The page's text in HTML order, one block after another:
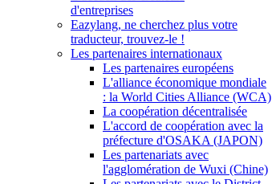
d'entreprises
Eazylang, ne cherchez plus votre
traducteur, trouvez-le !
Les partenaires internationaux
Les partenaires européens
L'alliance économique mondiale
: la World Cities Alliance (WCA)
La coopération décentralisée
L'accord de coopération avec la
préfecture d'OSAKA (JAPON)
Les partenariats avec
l'agglomération de Wuxi (Chine)